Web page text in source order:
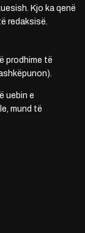
Kjo ka qenë
redaksisë.
prodhime të
uebin e
mund të